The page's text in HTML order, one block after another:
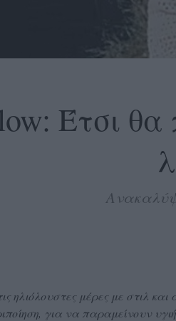
Έτσι
ηλιόλουστες μέρες με στιλ
για να παραμείνουν